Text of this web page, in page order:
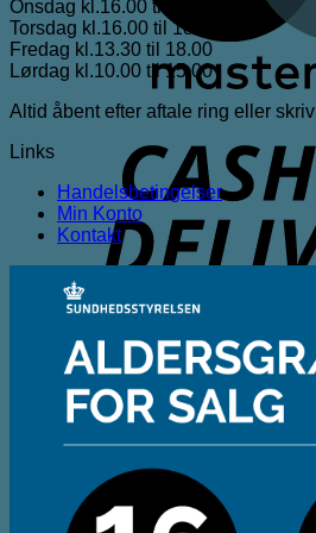
Onsdag kl.16.00 til 18.00
Torsdag kl.16.00 til 18.00
Fredag kl.13.30 til 18.00
Lørdag kl.10.00 til 15.00
Altid åbent efter aftale ring eller skriv
Links
Handelsbetingelser
Min Konto
Kontakt